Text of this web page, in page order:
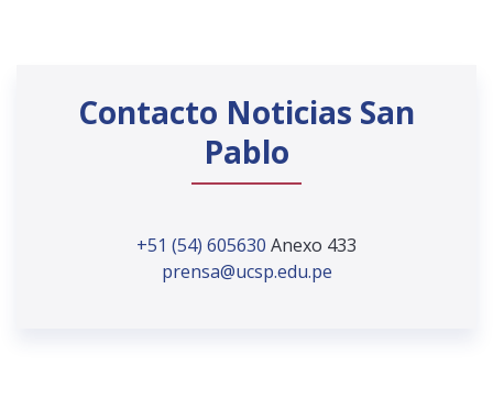
Contacto Noticias San
Pablo
+51 (54) 605630 Anexo 433
prensa@ucsp.edu.pe